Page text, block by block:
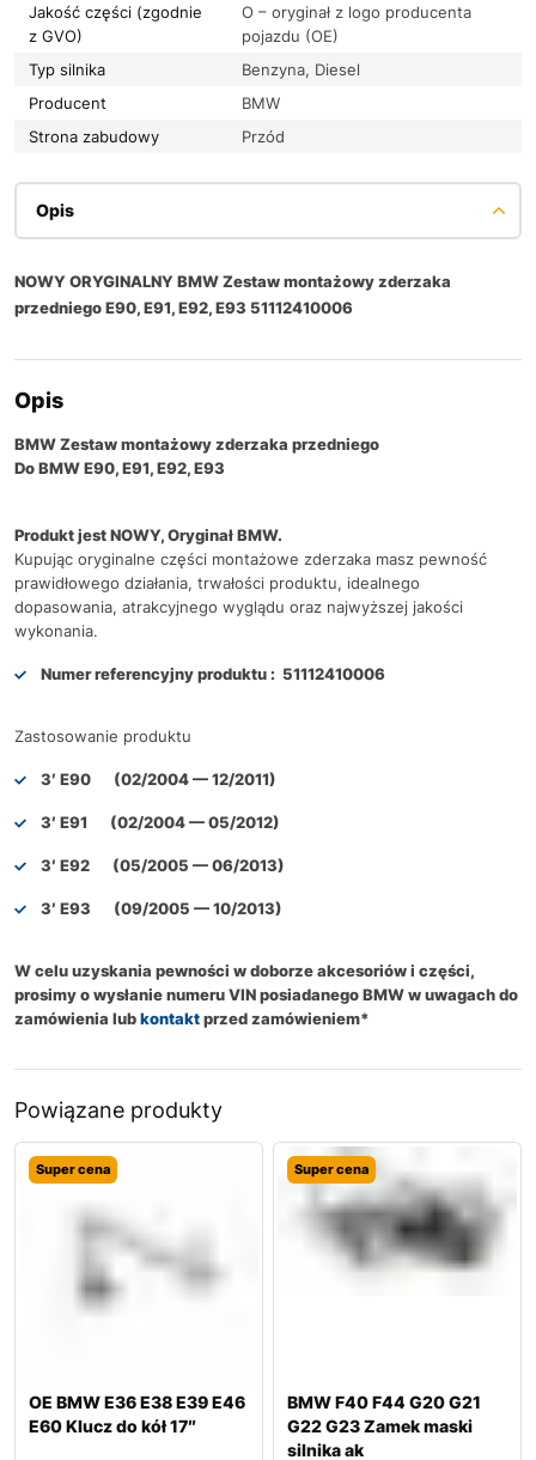
Jakość części (zgodnie
z GVO)
O – oryginał z logo producenta
pojazdu (OE)
Typ silnika
Benzyna, Diesel
Producent
BMW
Strona zabudowy
Przód
Opis
NOWY ORYGINALNY BMW Zestaw montażowy zderzaka
przedniego E90, E91, E92, E93 51112410006
Opis
BMW Zestaw montażowy zderzaka przedniego
Do BMW E90, E91, E92, E93
Produkt jest NOWY, Oryginał BMW.
Kupując oryginalne części montażowe zderzaka masz pewność
prawidłowego działania, trwałości produktu, idealnego
dopasowania, atrakcyjnego wyglądu oraz najwyższej jakości
wykonania.
Numer referencyjny produktu : 51112410006
Zastosowanie produktu
3′ E90 (02/2004 — 12/2011)
3′ E91 (02/2004 — 05/2012)
3′ E92 (05/2005 — 06/2013)
3′ E93 (09/2005 — 10/2013)
W celu uzyskania pewności w doborze akcesoriów i części,
prosimy o wysłanie numeru VIN posiadanego BMW w uwagach do
zamówienia lubkontaktprzed zamówieniem*
Powiązane produkty
Super cena
OE BMW E36 E38 E39 E46
E60 Klucz do kół 17″
Super cena
BMW F40 F44 G20 G21
G22 G23 Zamek maski
silnika ak